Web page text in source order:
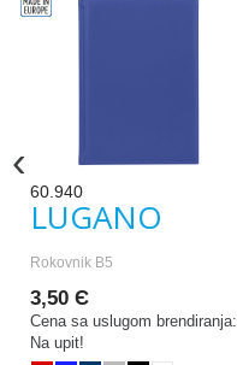
60.940
LUGANO
Rokovnik B5
3,50 Є
Cena sa uslugom brendiranja:
Na upit!
‹